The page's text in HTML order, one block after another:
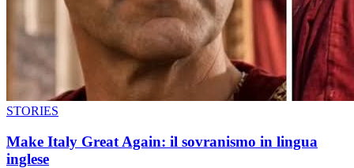
STORIES
Make Italy Great Again: il sovranismo in lingua
inglese